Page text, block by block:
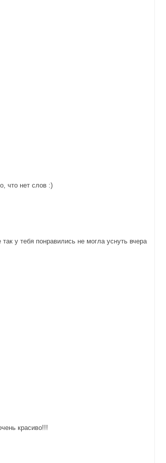
что нет слов :)
у тебя понравились не могла уснуть вчера
красиво!!!